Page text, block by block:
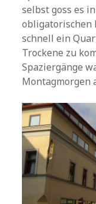
selbst goss es
obligatorischen
schnell ein
Trockene zu
Spaziergänge
Montagmorgen